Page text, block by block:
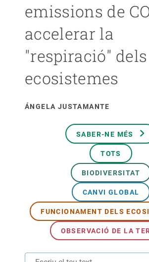
emissions de
accelerar la
"respiració" dels
ecosistemes
ÁNGELA JUSTAMANTE
SABER-NE MÉS
TOTS
BIODIVERSITAT
CANVI GLOBAL
FUNCIONAMENT DELS
OBSERVACIÓ DE LA